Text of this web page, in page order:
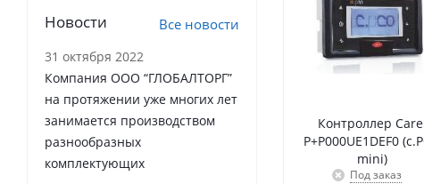
Контроллер
P+P000UE1DEF0
mini)
Под заказ
Новости Все новости
31 октября 2022
Компания ООО “ГЛОБАЛТОРГ”
на протяжении уже многих лет
занимается производством
разнообразных
комплектующих